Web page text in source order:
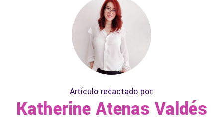
Artículo redactado por:
Katherine Atenas Valdés